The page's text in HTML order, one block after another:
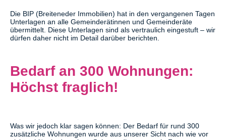
Die BIP (Breiteneder Immobilien) hat in den vergangenen Tagen
Unterlagen an alle Gemeinderätinnen und Gemeinderäte
übermittelt. Diese Unterlagen sind als vertraulich eingestuft – wir
dürfen daher nicht im Detail darüber berichten.
Bedarf an 300 Wohnungen:
Höchst fraglich!
Was wir jedoch klar sagen können: Der Bedarf für rund 300
zusätzliche Wohnungen wurde aus unserer Sicht nach wie vor